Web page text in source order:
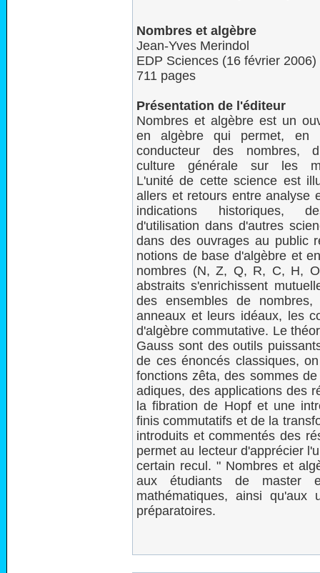
Nombres et algèbre
Jean-Yves Merindol
EDP Sciences (16 février 2006)
711 pages
Présentation de l'éditeur
Nombres et algèbre est un
en algèbre qui permet, en
conducteur des nombres,
culture générale sur les
L'unité de cette science est
allers et retours entre analyse
indications historiques,
d'utilisation dans d'autres
dans des ouvrages au public
notions de base d'algèbre et
nombres (N, Z, Q, R, C, H,
abstraits s'enrichissent
des ensembles de
anneaux et leurs idéaux, les
d'algèbre commutative. Le
Gauss sont des outils
de ces énoncés classiques,
fonctions zêta, des sommes
adiques, des applications des
la fibration de Hopf et une
finis commutatifs et de la
introduits et commentés des
permet au lecteur d'apprécier
certain recul. " Nombres et
aux étudiants de master
mathématiques, ainsi qu'aux
préparatoires.